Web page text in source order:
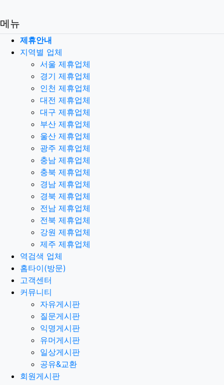
메뉴
제휴안내
지역별 업체
서울 제휴업체
경기 제휴업체
인천 제휴업체
대전 제휴업체
대구 제휴업체
부산 제휴업체
울산 제휴업체
광주 제휴업체
충남 제휴업체
충북 제휴업체
경남 제휴업체
경북 제휴업체
전남 제휴업체
전북 제휴업체
강원 제휴업체
제주 제휴업체
역검색 업체
홈타이(방문)
고객센터
커뮤니티
자유게시판
질문게시판
익명게시판
유머게시판
일상게시판
공유&교환
회원게시판